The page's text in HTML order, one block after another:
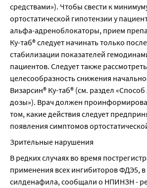
средствами»). Чтобы свести к
ортостатической гипотензии у
альфа-адреноблокаторы, прием
Ку-таб® следует начинать только
стабилизации показателей
пациентов. Следует также рассмотреть
целесообразность снижения
Визарсин® Ку-таб® (см. раздел
дозы»). Врач должен
том, какие действия следует
появления симптомов
Зрительные нарушения
В редких случаях во время
применения всех ингибиторов ФДЭ5, в
силденафила, сообщали о НПИНЗН -